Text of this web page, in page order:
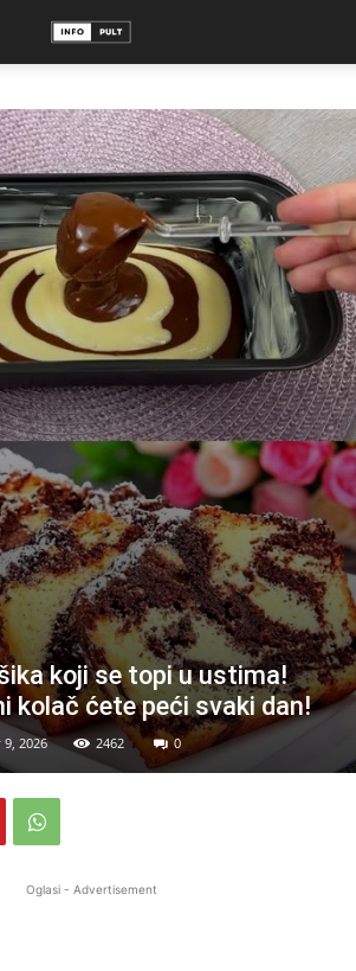
koji se topi u ustima!
kolač ćete peći svaki dan!
2026 2462 0
Oglasi - Advertisement